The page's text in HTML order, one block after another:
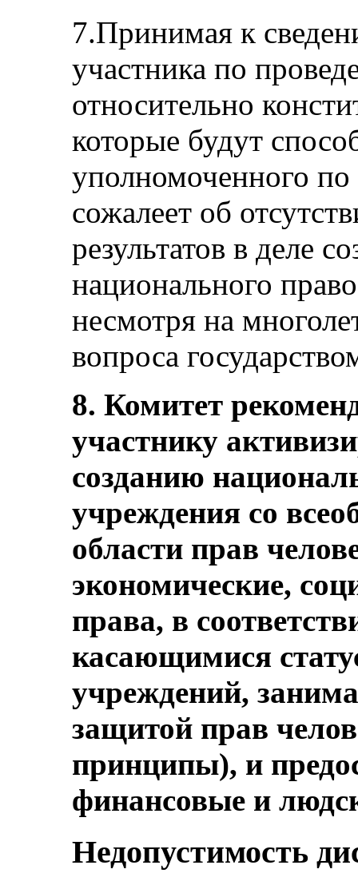
7.Принимая к
участника по
относительно
которые будут
уполномоченного по
сожалеет об
результатов в деле
национального
несмотря на
вопроса
8. Комитет
участнику
созданию
учреждения со
области прав
экономические,
права, в
касающимися
учреждений,
защитой прав
принципы), и
финансовые и
Недопустимость